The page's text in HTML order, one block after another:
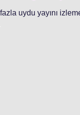
uydu yayını